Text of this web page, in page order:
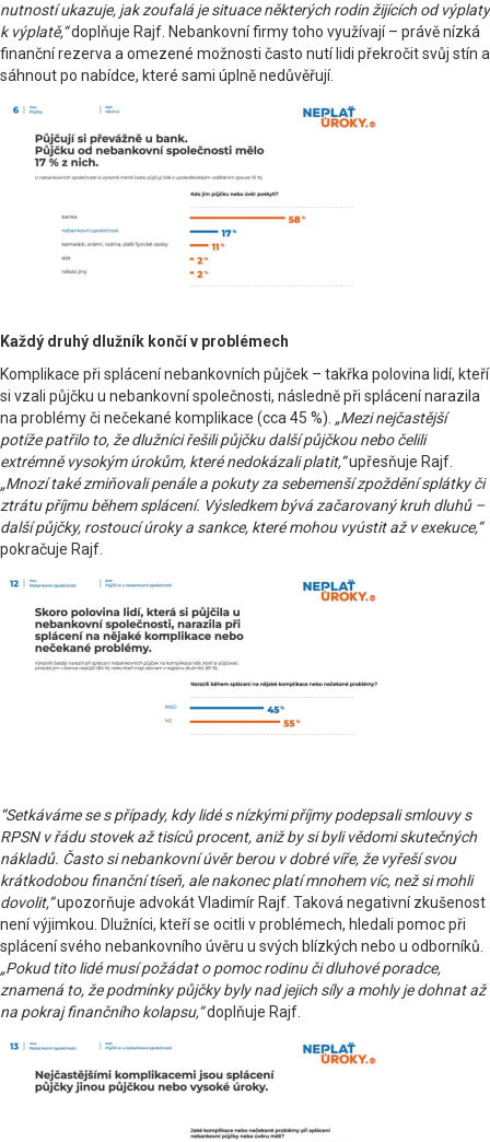
nutností ukazuje, jak zoufalá je situace některých rodin žijících od výplaty
k výplatě,“doplňuje Rajf. Nebankovní firmy toho využívají – právě nízká
finanční rezerva a omezené možnosti často nutí lidi překročit svůj stín a
sáhnout po nabídce, které sami úplně nedůvěřují.
Každý druhý dlužník končí v problémech
Komplikace při splácení nebankovních půjček – takřka polovina lidí, kteří
si vzali půjčku u nebankovní společnosti, následně při splácení narazila
na problémy či nečekané komplikace (cca 45 %). „Mezi nejčastější
potíže patřilo to, že dlužníci řešili půjčku další půjčkou nebo čelili
extrémně vysokým úrokům, které nedokázali platit,“upřesňuje Rajf.
„Mnozí také zmiňovali penále a pokuty za sebemenší zpoždění splátky či
ztrátu příjmu během splácení. Výsledkem bývá začarovaný kruh dluhů –
další půjčky, rostoucí úroky a sankce, které mohou vyústit až v exekuce,“
pokračuje Rajf.
“Setkáváme se s případy, kdy lidé s nízkými příjmy podepsali smlouvy s
RPSN v řádu stovek až tisíců procent, aniž by si byli vědomi skutečných
nákladů. Často si nebankovní úvěr berou v dobré víře, že vyřeší svou
krátkodobou finanční tíseň, ale nakonec platí mnohem víc, než si mohli
dovolit,“upozorňuje advokát Vladimír Rajf. Taková negativní zkušenost
není výjimkou. Dlužníci, kteří se ocitli v problémech, hledali pomoc při
splácení svého nebankovního úvěru u svých blízkých nebo u odborníků.
„Pokud tito lidé musí požádat o pomoc rodinu či dluhové poradce,
znamená to, že podmínky půjčky byly nad jejich síly a mohly je dohnat až
na pokraj finančního kolapsu,“doplňuje Rajf.